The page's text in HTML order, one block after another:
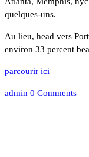
quelques-uns.
Au lieu, head vers
environ 33 percent
parcourir ici
admin 0 Comments